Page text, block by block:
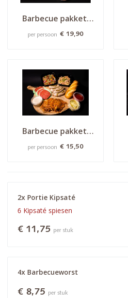
Barbecue pakket
''It's all for you''
€ 19,90
per persoon
Barbecue pakket
''Feest''
€ 15,50
per persoon
2x Portie Kipsaté
6 Kipsaté spiesen
€ 11,75 per stuk
4x Barbecueworst
€ 8,75 per stuk